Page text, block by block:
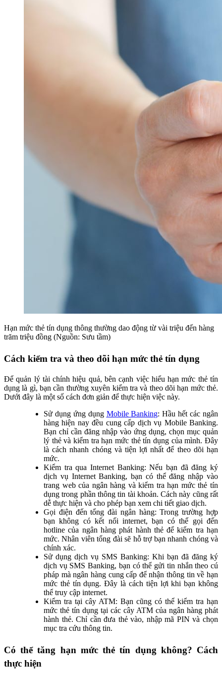
Hạn mức thẻ tín dụng thông thường dao động từ vài triệu đến hàng
trăm triệu đồng (Nguồn: Sưu tầm)
Cách kiểm tra và theo dõi hạn mức thẻ tín dụng
Để quản lý tài chính hiệu quả, bên cạnh việc hiểu hạn mức thẻ tín
dụng là gì, bạn cần thường xuyên kiểm tra và theo dõi hạn mức thẻ.
Dưới đây là một số cách đơn giản để thực hiện việc này.
Sử dụng ứng dụng Mobile Banking: Hầu hết các ngân
hàng hiện nay đều cung cấp dịch vụ Mobile Banking.
Bạn chỉ cần đăng nhập vào ứng dụng, chọn mục quản
lý thẻ và kiểm tra hạn mức thẻ tín dụng của mình. Đây
là cách nhanh chóng và tiện lợi nhất để theo dõi hạn
mức.
Kiểm tra qua Internet Banking: Nếu bạn đã đăng ký
dịch vụ Internet Banking, bạn có thể đăng nhập vào
trang web của ngân hàng và kiểm tra hạn mức thẻ tín
dụng trong phần thông tin tài khoản. Cách này cũng rất
dễ thực hiện và cho phép bạn xem chi tiết giao dịch.
Gọi điện đến tổng đài ngân hàng: Trong trường hợp
bạn không có kết nối internet, bạn có thể gọi đến
hotline của ngân hàng phát hành thẻ để kiểm tra hạn
mức. Nhân viên tổng đài sẽ hỗ trợ bạn nhanh chóng và
chính xác.
Sử dụng dịch vụ SMS Banking: Khi bạn đã đăng ký
dịch vụ SMS Banking, bạn có thể gửi tin nhắn theo cú
pháp mà ngân hàng cung cấp để nhận thông tin về hạn
mức thẻ tín dụng. Đây là cách tiện lợi khi bạn không
thể truy cập internet.
Kiểm tra tại cây ATM: Bạn cũng có thể kiểm tra hạn
mức thẻ tín dụng tại các cây ATM của ngân hàng phát
hành thẻ. Chỉ cần đưa thẻ vào, nhập mã PIN và chọn
mục tra cứu thông tin.
Có thể tăng hạn mức thẻ tín dụng không? Cách
thực hiện